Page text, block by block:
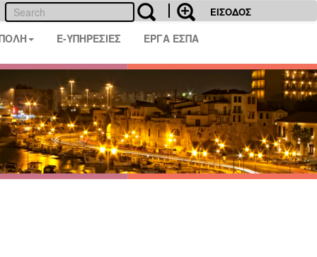
ΕΙΣΟΔΟΣ
E-ΥΠΗΡΕΣΙΕΣ ΕΡΓΑ ΕΣΠΑ